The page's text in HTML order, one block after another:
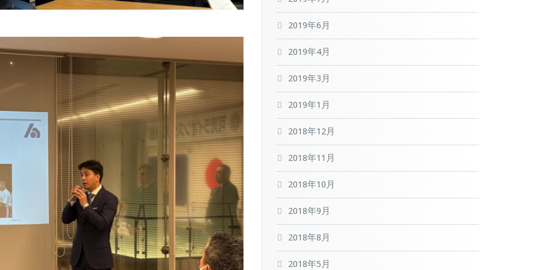
2019年6月
2019年4月
2019年3月
2019年1月
2018年12月
2018年11月
2018年10月
2018年9月
2018年8月
2018年5月